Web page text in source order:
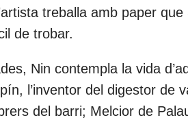
treballa amb paper que
de trobar.
Nin contempla la vida
l’inventor del digestor de
del barri; Melcior de